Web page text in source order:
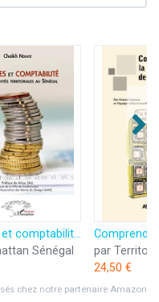
Finances et comptabilité des collectivités territoriales au Sénégal
Sénégal
par
24,50 €
chez notre partenaire Amazon